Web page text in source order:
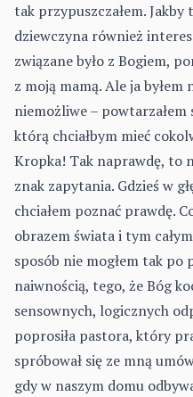
tak przypuszczałem. Jakby
dziewczyna również
związane było z Bogiem,
z moją mamą. Ale ja
niemożliwe – powtarzałem
którą chciałbym mieć
Kropka! Tak naprawdę, to
znak zapytania. Gdzieś w
chciałem poznać prawdę.
obrazem świata i tym
sposób nie mogłem tak po
naiwnością, tego, że Bóg
sensownych, logicznych
poprosiła pastora, który
spróbował się ze mną
gdy w naszym domu